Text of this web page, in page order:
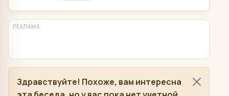
РЕКЛАМА
Здравствуйте! Похоже, вам интересна